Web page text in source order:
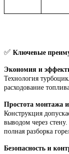
✅ Ключевые
Экономия и
Технология
расходование
Простота монтажа
Конструкция
выводом через
полная разборка
Безопасность и